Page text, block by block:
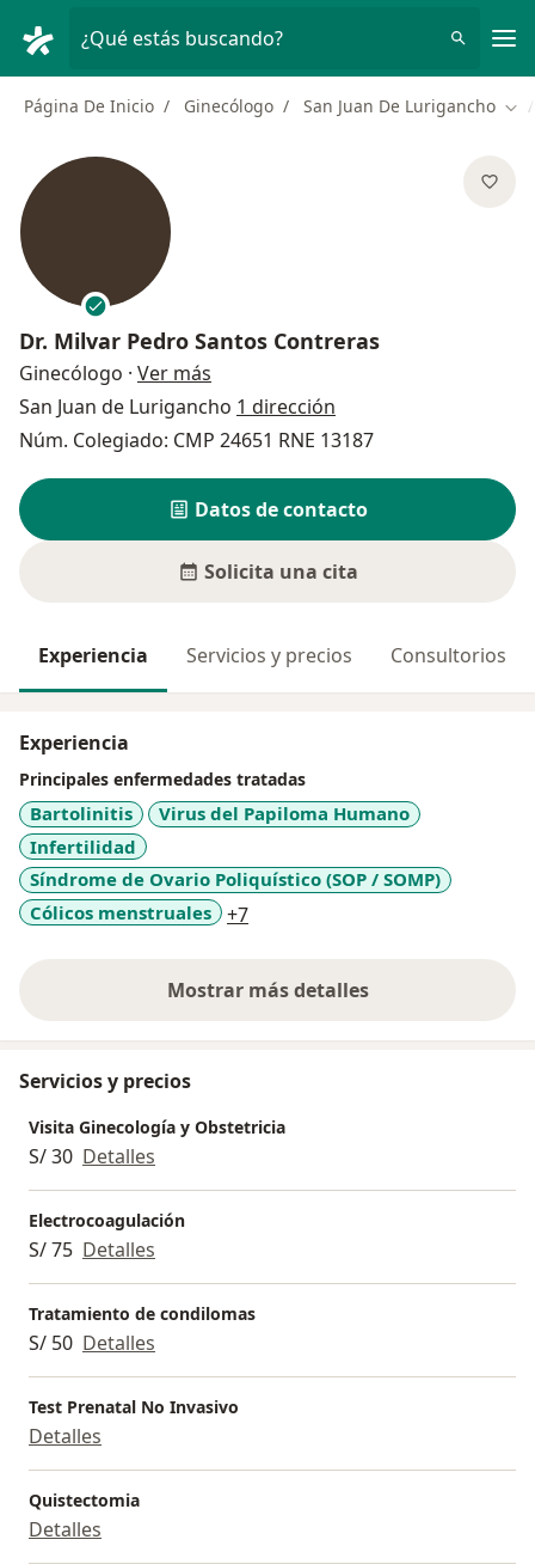
¿Qué estás buscando?
Página De Inicio Ginecólogo San Juan De Lurigancho
Dr. Milvar Pedro Santos Contreras
Ginecólogo · Ver más
San Juan de Lurigancho 1 dirección
Núm. Colegiado: CMP 24651 RNE 13187
Datos de contacto
Solicita una cita
Experiencia Servicios y precios Consultorios
Experiencia
Principales enfermedades tratadas
Bartolinitis
Virus del Papiloma Humano
Infertilidad
Síndrome de Ovario Poliquístico (SOP / SOMP)
Cólicos menstruales
+7a11y_sr_more_diseases
Mostrar más detalles
sobre la experiencia
Servicios y precios
Visita Ginecología y Obstetricia
S/ 30 Detalles
Electrocoagulación
S/ 75 Detalles
Tratamiento de condilomas
S/ 50 Detalles
Test Prenatal No Invasivo
Detalles
Quistectomia
Detalles